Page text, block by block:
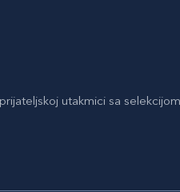
utakmici sa